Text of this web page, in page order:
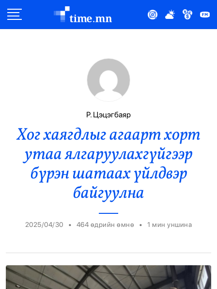
Эдийн Засаг
Нийтлэлчийн Булан
Эрүүл Мэнд
Орон Нутаг
Эрэн Сурвалжилга
Р. Цэцэгбаяр
Хог хаягдлыг агаарт хорт
утаа ялгаруулахгүйгээр
бүрэн шатаах үйлдвэр
байгуулна
2025/04/30 • 464 өдрийн өмнө • 1 мин уншина